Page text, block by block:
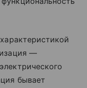
—
бывает